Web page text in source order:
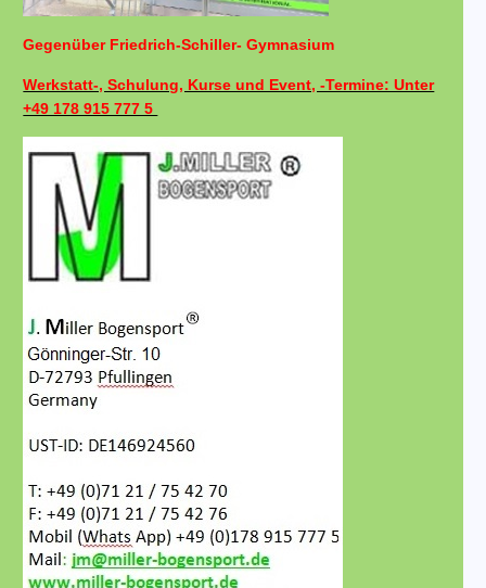
Gegenüber Friedrich-Schiller- Gymnasium
Werkstatt-, Schulung, Kurse und Event, -Termine: Unter
+49 178 915 777 5